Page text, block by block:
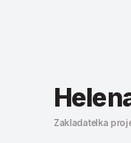
Zakladatelka